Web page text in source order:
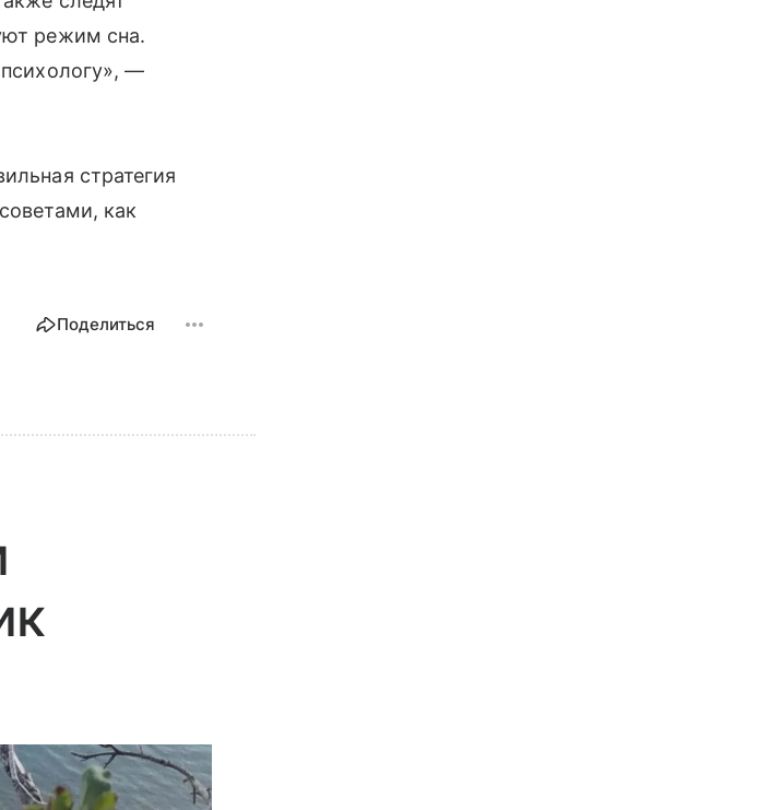
режим сна.
—
стратегия
советами, как
Поделиться